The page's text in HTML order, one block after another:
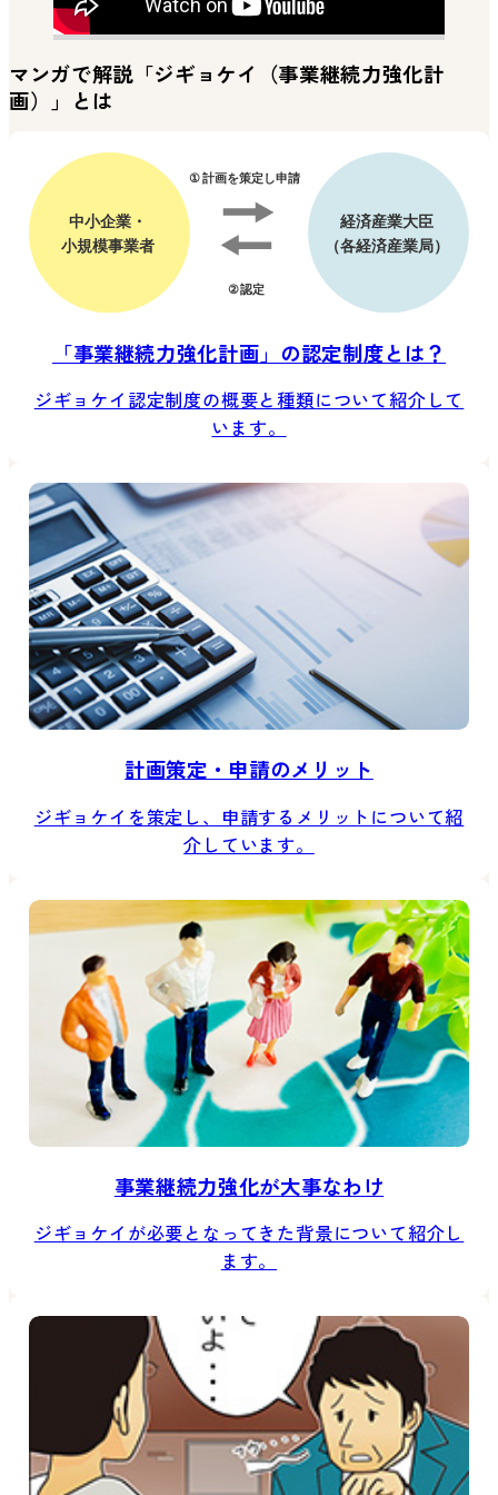
マンガで解説「ジギョケイ（事業継続力強化計
画）」とは
「事業継続力強化計画」の認定制度とは？
ジギョケイ認定制度の概要と種類について紹介して
います。
計画策定・申請のメリット
ジギョケイを策定し、申請するメリットについて紹
介しています。
事業継続力強化が大事なわけ
ジギョケイが必要となってきた背景について紹介し
ます。